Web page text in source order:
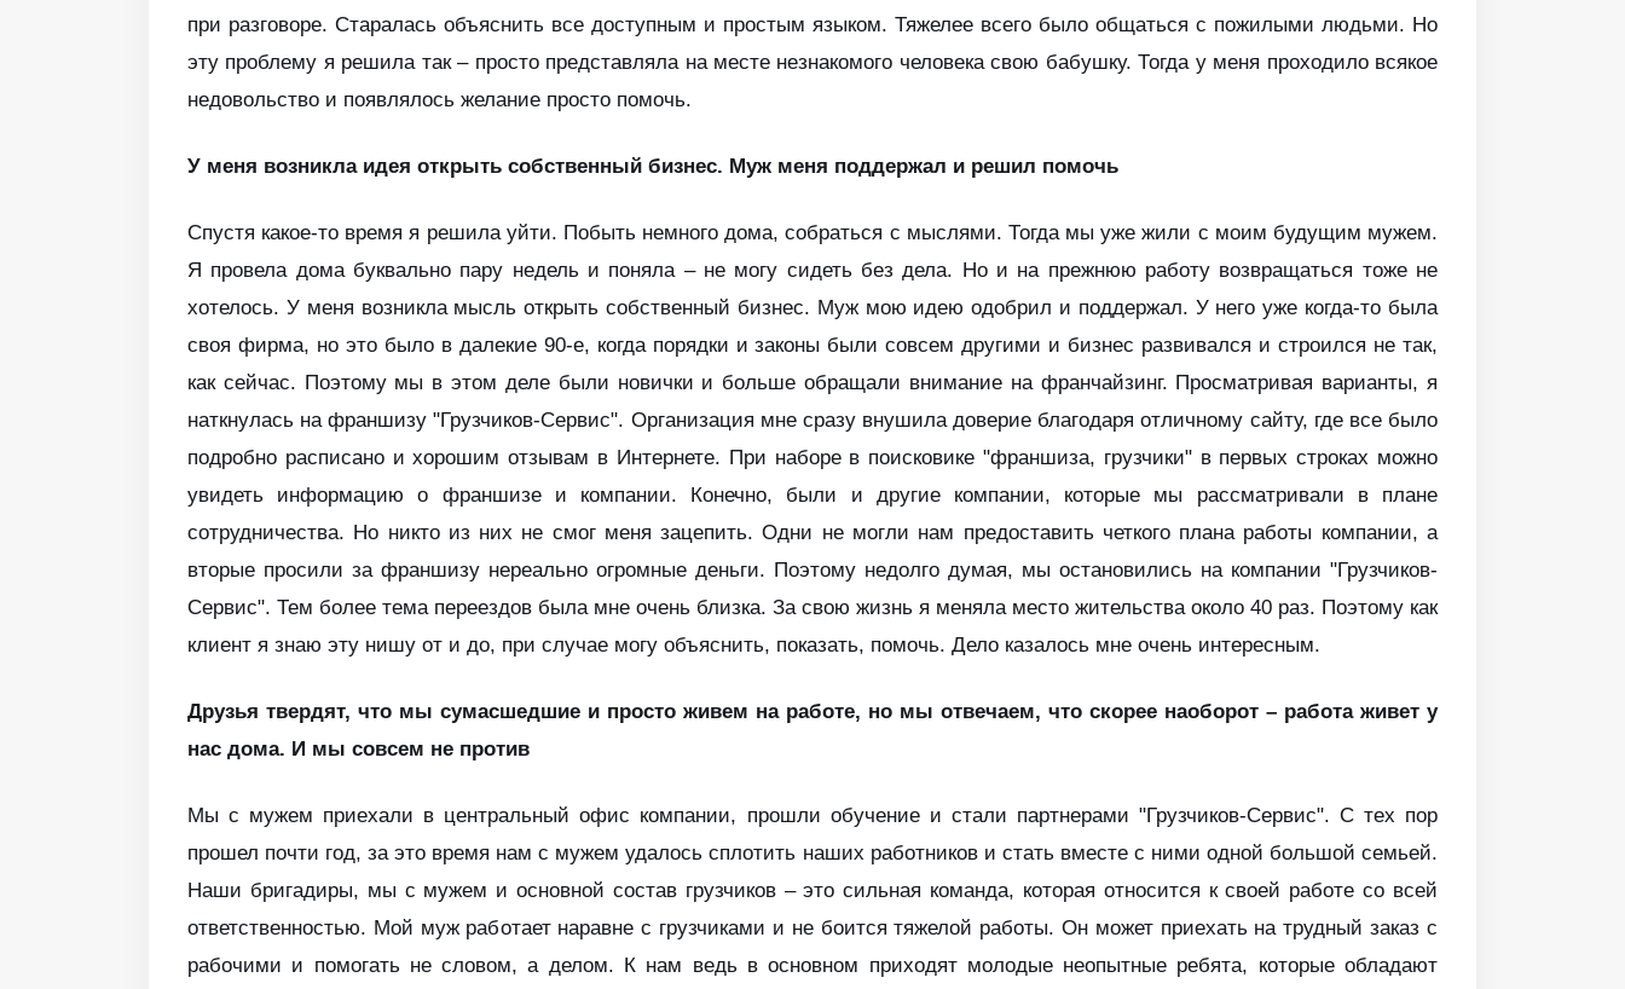
при разговоре. Старалась объяснить все доступным и простым языком. Тяжелее всего было общаться с пожилыми людьми. Но
эту проблему я решила так – просто представляла на месте незнакомого человека свою бабушку. Тогда у меня проходило всякое
недовольство и появлялось желание просто помочь.
У меня возникла идея открыть собственный бизнес. Муж меня поддержал и решил помочь
Спустя какое-то время я решила уйти. Побыть немного дома, собраться с мыслями. Тогда мы уже жили с моим будущим мужем.
Я провела дома буквально пару недель и поняла – не могу сидеть без дела. Но и на прежнюю работу возвращаться тоже не
хотелось. У меня возникла мысль открыть собственный бизнес. Муж мою идею одобрил и поддержал. У него уже когда-то была
своя фирма, но это было в далекие 90-е, когда порядки и законы были совсем другими и бизнес развивался и строился не так,
как сейчас. Поэтому мы в этом деле были новички и больше обращали внимание на франчайзинг. Просматривая варианты, я
наткнулась на франшизу "Грузчиков-Сервис". Организация мне сразу внушила доверие благодаря отличному сайту, где все было
подробно расписано и хорошим отзывам в Интернете. При наборе в поисковике "франшиза, грузчики" в первых строках можно
увидеть информацию о франшизе и компании. Конечно, были и другие компании, которые мы рассматривали в плане
сотрудничества. Но никто из них не смог меня зацепить. Одни не могли нам предоставить четкого плана работы компании, а
вторые просили за франшизу нереально огромные деньги. Поэтому недолго думая, мы остановились на компании "Грузчиков-
Сервис". Тем более тема переездов была мне очень близка. За свою жизнь я меняла место жительства около 40 раз. Поэтому как
клиент я знаю эту нишу от и до, при случае могу объяснить, показать, помочь. Дело казалось мне очень интересным.
Друзья твердят, что мы сумасшедшие и просто живем на работе, но мы отвечаем, что скорее наоборот – работа живет у
нас дома. И мы совсем не против
Мы с мужем приехали в центральный офис компании, прошли обучение и стали партнерами "Грузчиков-Сервис". С тех пор
прошел почти год, за это время нам с мужем удалось сплотить наших работников и стать вместе с ними одной большой семьей.
Наши бригадиры, мы с мужем и основной состав грузчиков – это сильная команда, которая относится к своей работе со всей
ответственностью. Мой муж работает наравне с грузчиками и не боится тяжелой работы. Он может приехать на трудный заказ с
рабочими и помогать не словом, а делом. К нам ведь в основном приходят молодые неопытные ребята, которые обладают